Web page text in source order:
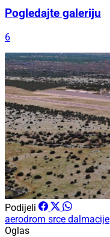
Pogledajte galeriju
6
Podijeli
aerodrom srce dalmacije
Oglas